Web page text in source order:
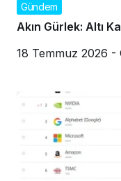
Gündem
Akın Gürlek: Altı
18 Temmuz 2026 -